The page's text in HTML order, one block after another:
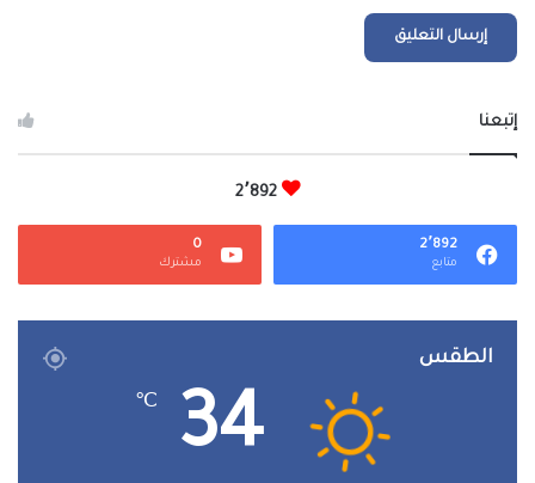
إتبعنا
2٬892
2٬892
متابع
0
مشترك
الطقس
34
℃